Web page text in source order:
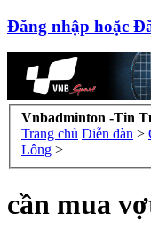
Đăng nhập hoặc
Vnbadminton -Tin
Trang chủ Diễn đàn >
Lông >
cần mua